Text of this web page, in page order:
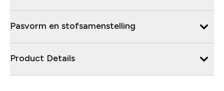
Pasvorm en stofsamenstelling
Product Details